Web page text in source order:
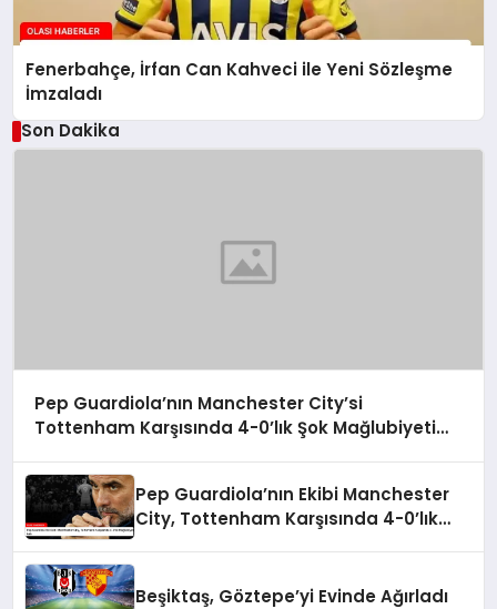
Fenerbahçe, İrfan Can Kahveci ile Yeni Sözleşme
İmzaladı
Son Dakika
Pep Guardiola’nın Manchester City’si
Tottenham Karşısında 4-0’lık Şok Mağlubiyeti
Pep Guardiola’nın Ekibi Manchester
City, Tottenham Karşısında 4-0’lık
Beşiktaş, Göztepe’yi Evinde Ağırladı